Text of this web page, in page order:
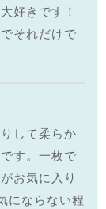
好きです！
それだけで
して柔らか
す。一枚で
お気に入り
にならない程